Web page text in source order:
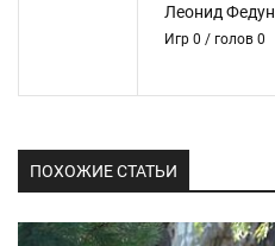
Леонид Федун
Игр 0 / голов 0
ПОХОЖИЕ СТАТЬИ